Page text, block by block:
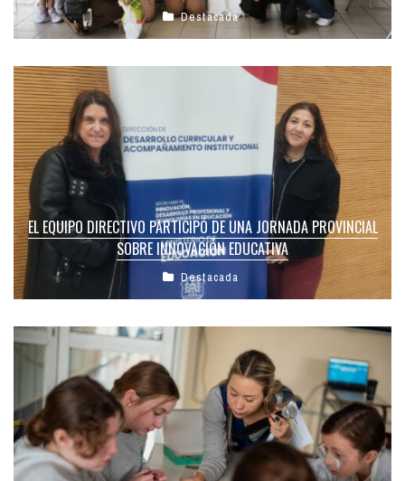
Destacada
EL EQUIPO DIRECTIVO PARTICIPÓ DE UNA JORNADA PROVINCIAL
SOBRE INNOVACIÓN EDUCATIVA
Destacada